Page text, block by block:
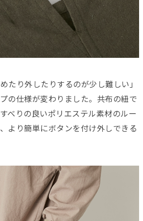
たり外したりするのが少し難しい」
の仕様が変わりました。共布の紐で
べりの良いポリエステル素材のルー
より簡単にボタンを付け外しできる